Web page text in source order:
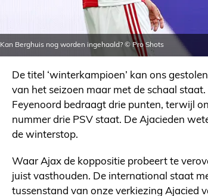
Kan Berghuis nog worden ingehaald? © Pro Shots
De titel ‘winterkampioen’ kan ons
van het seizoen maar met de schaal
Feyenoord bedraagt drie punten, terwijl
nummer drie PSV staat. De Ajacieden
de winterstop.
Waar Ajax de koppositie probeert te
juist vasthouden. De international staat
tussenstand van onze verkiezing Ajacied